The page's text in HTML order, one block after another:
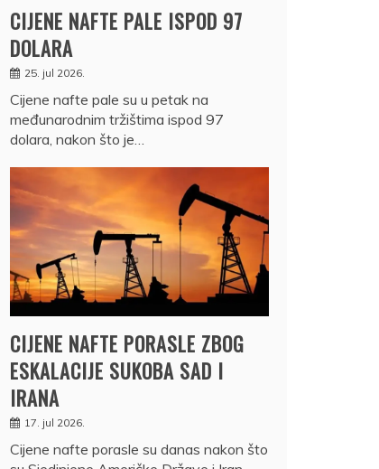
CIJENE NAFTE PALE ISPOD 97
DOLARA
25. jul 2026.
Cijene nafte pale su u petak na
međunarodnim tržištima ispod 97
dolara, nakon što je…
CIJENE NAFTE PORASLE ZBOG
ESKALACIJE SUKOBA SAD I
IRANA
17. jul 2026.
Cijene nafte porasle su danas nakon što